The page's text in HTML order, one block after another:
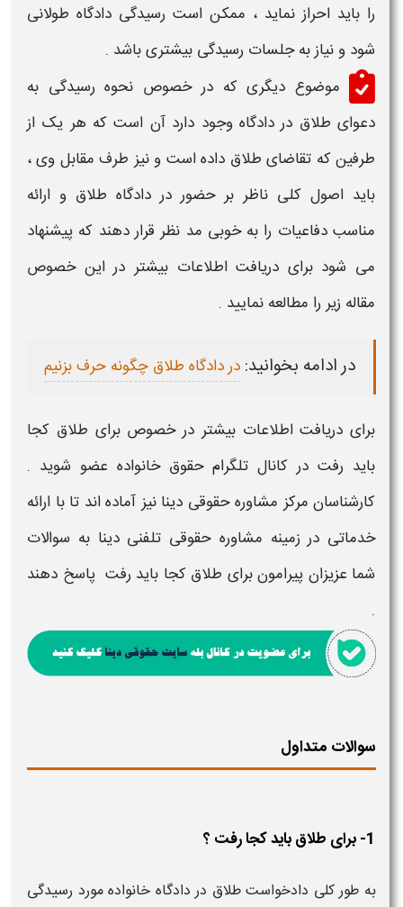
را باید احراز نماید ، ممکن است رسیدگی دادگاه طولانی
شود و نیاز به جلسات رسیدگی بیشتری باشد .
موضوع دیگری که در خصوص نحوه رسیدگی به
دعوای طلاق در دادگاهوجود دارد آن است که هر یک از
طرفین که تقاضای طلاق داده است و نیز طرف مقابل وی ،
باید اصول کلی ناظر بر حضور دردادگاه طلاق و ارائه
مناسب دفاعیات را به خوبی مد نظر قرار دهند که پیشنهاد
می شود برای دریافت اطلاعات بیشتر در این خصوص
مقاله زیر را مطالعه نمایید .
در ادامه بخوانید: در دادگاه طلاق چگونه حرف بزنیم
برای دریافت اطلاعات بیشتر در خصوصبرای طلاق کجا
باید رفتدر کانال تلگرام حقوق خانواده عضو شوید .
کارشناسان مرکز مشاوره حقوقی دینا نیز آماده اند تا با ارائه
خدماتی در زمینه مشاوره حقوقی تلفنی دینا به سوالات
شما عزیزان پیرامونبرای طلاق کجا باید رفت پاسخ دهند
.
سوالات متداول
1- برای طلاق باید کجا رفت ؟
به طور کلی دادخواست طلاق در دادگاه خانواده مورد رسیدگی